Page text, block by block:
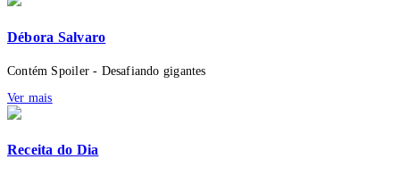
Débora Salvaro
Contém Spoiler - Desafiando gigantes
Ver mais
Receita do Dia